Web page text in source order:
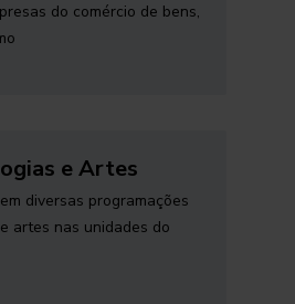
do comércio de bens,
e Artes
diversas programações
artes nas unidades do